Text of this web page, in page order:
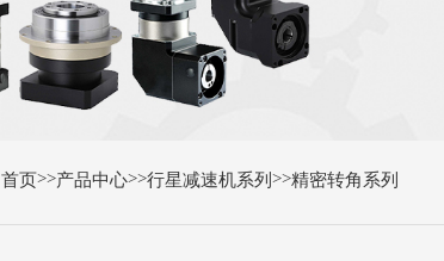
首页>>产品中心>>行星减速机系列 >>精密转角系列